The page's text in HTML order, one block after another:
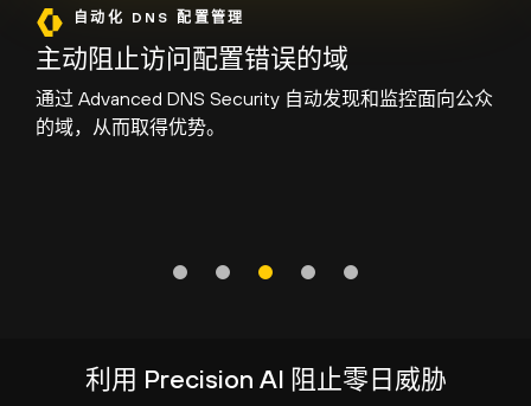
自动化 DNS 配置管理
主动阻止访问配置错误的域
通过 Advanced DNS Security 自动发现和监控面向公众
的域，从而取得优势。
利用 Precision AI 阻止零日威胁